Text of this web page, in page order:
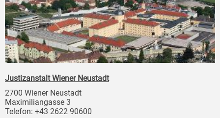
Justizanstalt Wiener Neustadt
2700 Wiener Neustadt
Maximiliangasse 3
Telefon: +43 2622 90600